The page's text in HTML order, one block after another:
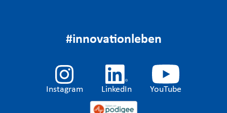
#innovationleben
Instagram LinkedIn YouTube